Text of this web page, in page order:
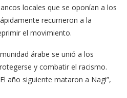
locales que se oponían a los
recurrieron a la
el movimiento.
árabe se unió a los
y combatir el racismo.
año siguiente mataron a Nagi”,